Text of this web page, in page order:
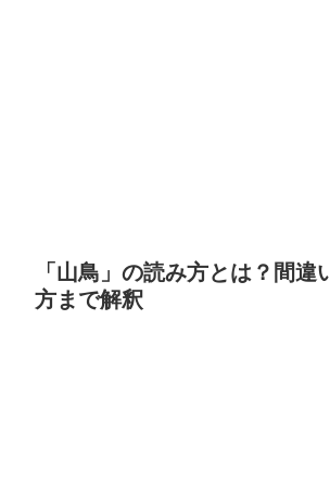
「山鳥」の読み方とは？間違
方まで解釈